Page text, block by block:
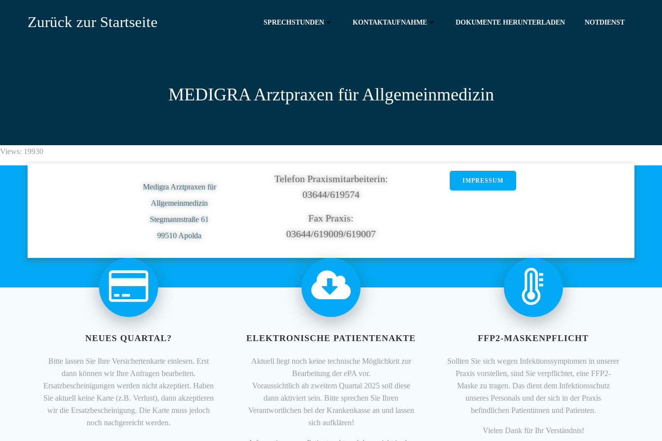
Zurück zur Startseite SPRECHSTUNDEN KONTAKTAUFNAHME DOKUMENTE HERUNTERLADEN NOTDIENST
MEDIGRA Arztpraxen für Allgemeinmedizin
Views: 19930
Medigra Arztpraxen für
Allgemeinmedizin
Stegmannstraße 61
99510 Apolda
Telefon Praxismitarbeiterin:
03644/619574
Fax Praxis:
03644/619009/619007
IMPRESSUM
NEUES QUARTAL?
Bitte lassen Sie Ihre Versichertenkarte einlesen. Erst
dann können wir Ihre Anfragen bearbeiten.
Ersatzbescheinigungen werden nicht akzeptiert. Haben
Sie aktuell keine Karte (z.B. Verlust), dann akzeptieren
wir die Ersatzbescheinigung. Die Karte muss jedoch
noch nachgereicht werden.
ELEKTRONISCHE PATIENTENAKTE
Aktuell liegt noch keine technische Möglichkeit zur
Bearbeitung der ePA vor.
Voraussichtlich ab zweitem Quartal 2025 soll diese
dann aktiviert sein. Bitte sprechen Sie Ihren
Verantwortlichen bei der Krankenkasse an und lassen
sich aufklären!
FFP2-MASKENPFLICHT
Sollten Sie sich wegen Infektionssymptomen in unserer
Praxis vorstellen, sind Sie verpflichtet, eine FFP2-
Maske zu tragen. Das dient dem Infektionsschutz
unseres Personals und der sich in der Praxis
befindlichen Patientinnen und Patienten.
Vielen Dank für Ihr Verständnis!